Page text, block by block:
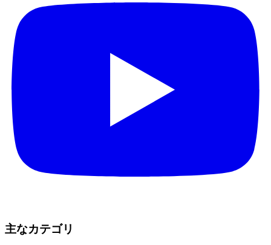
主なカテゴリ